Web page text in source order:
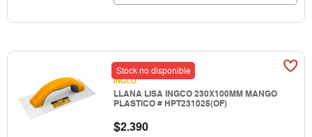
Stock no disponible
INGCO
LLANA LISA INGCO 230X100MM MANGO
PLASTICO # HPT231025(OF)
$2.390